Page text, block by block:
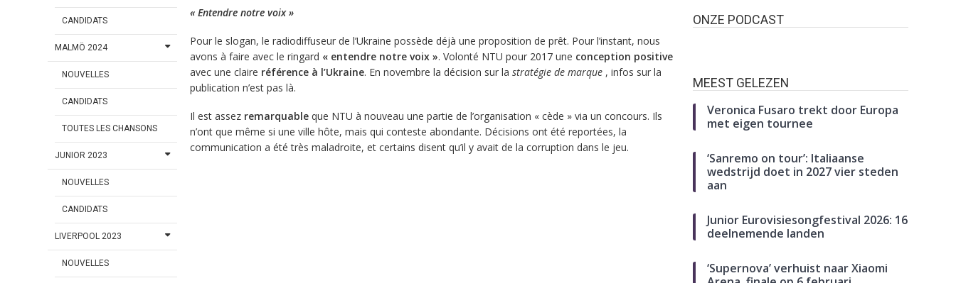
CANDIDATS
MALMÖ 2024
NOUVELLES
CANDIDATS
TOUTES LES CHANSONS
JUNIOR 2023
NOUVELLES
CANDIDATS
LIVERPOOL 2023
NOUVELLES
« Entendre notre voix »
Pour le slogan, le radiodiffuseur de l’Ukraine possède déjà une proposition de prêt. Pour l’instant, nous
avons à faire avec le ringard « entendre notre voix ». Volonté NTU pour 2017 une conception positive
avec une claire référence à l’Ukraine. En novembre la décision sur la stratégie de marque, infos sur la
publication n’est pas là.
Il est assez remarquableque NTU à nouveau une partie de l’organisation « cède » via un concours. Ils
n’ont que même si une ville hôte, mais qui conteste abondante. Décisions ont été reportées, la
communication a été très maladroite, et certains disent qu’il y avait de la corruption dans le jeu.
ONZE PODCAST
MEEST GELEZEN
Veronica Fusaro trekt door Europa
met eigen tournee
‘Sanremo on tour’: Italiaanse
wedstrijd doet in 2027 vier steden
aan
Junior Eurovisiesongfestival 2026: 16
deelnemende landen
‘Supernova’ verhuist naar Xiaomi